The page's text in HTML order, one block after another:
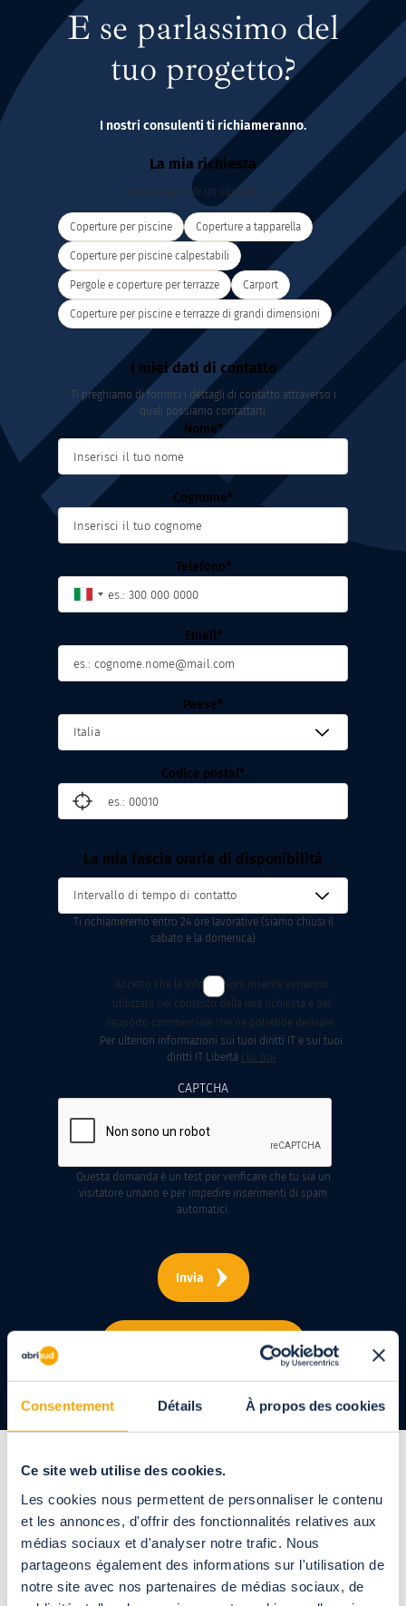
Consentement Détails À propos des cookies
Ce site web utilise des cookies.
Les cookies nous permettent de personnaliser le contenu
et les annonces, d'offrir des fonctionnalités relatives aux
médias sociaux et d'analyser notre trafic. Nous
partageons également des informations sur l'utilisation de
notre site avec nos partenaires de médias sociaux, de
E se parlassimo del
tuo progetto?
I nostri consulenti ti richiameranno.
La mia richiesta
Avrei bisogno di un consiglio su...
Coperture per piscine Coperture a tapparella
Coperture per piscine calpestabili
Pergole e coperture per terrazze Carport
Coperture per piscine e terrazze di grandi dimensioni
I miei dati di contatto
Ti preghiamo di fornirci i dettagli di contatto attraverso i
quali possiamo contattarti.
Nome
Cognome
Telefono
Email
Paese
Codice postal
La mia fascia oraria di disponibilità
Ti richiameremo entro 24 ore lavorative (siamo chiusi il
sabato e la domenica)
Accetto che le informazioni inserite verranno
utilizzate nel contesto della mia richiesta e del
rapporto commerciale che ne potrebbe derivare.
Per ulteriori informazioni sui tuoi diritti IT e sui tuoi
diritti IT Libertà clic qui
CAPTCHA
Questa domanda è un test per verificare che tu sia un
visitatore umano e per impedire inserimenti di spam
automatici.
Prolungare la stagione
dei bagniin totale
sicurezza